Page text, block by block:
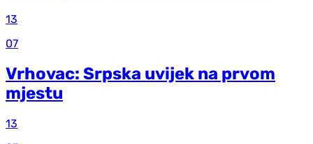
13
07
Vrhovac: Srpska uvijek na prvom
mjestu
13